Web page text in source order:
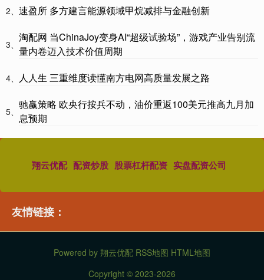
2、 速盈所 多方建言能源领域甲烷减排与金融创新
3、
淘配网 当ChinaJoy变身AI“超级试验场”，游戏产业告别流
量内卷迈入技术价值周期
4、 人人生 三重维度读懂南方电网高质量发展之路
5、
驰赢策略 欧央行按兵不动，油价重返100美元推高九月加
息预期
翔云优配 配资炒股 股票杠杆配资 实盘配资公司
友情链接：
Powered by 翔云优配 RSS地图 HTML地图
Copyright © 2023-2026